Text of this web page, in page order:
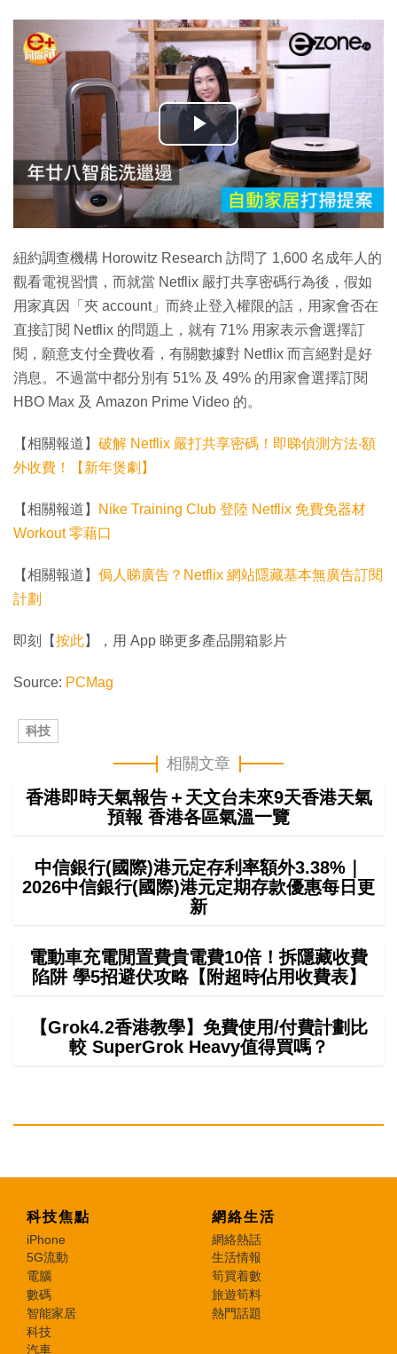
播
放
影
片
紐約調查機構 Horowitz Research 訪問了 1,600 名成年人的
觀看電視習慣，而就當 Netflix 嚴打共享密碼行為後，假如
用家真因「夾 account」而終止登入權限的話，用家會否在
直接訂閱 Netflix 的問題上，就有 71% 用家表示會選擇訂
閱，願意支付全費收看，有關數據對 Netflix 而言絕對是好
消息。不過當中都分別有 51% 及 49% 的用家會選擇訂閱
HBO Max 及 Amazon Prime Video 的。
【相關報道】 破解 Netflix 嚴打共享密碼！即睇偵測方法‧額
外收費！【新年煲劇】
【相關報道】
Nike Training Club 登陸 Netflix 免費免器材
Workout 零藉口
【相關報道】 侷人睇廣告？Netflix 網站隱藏基本無廣告訂閱
計劃
即刻【按此】，用 App 睇更多產品開箱影片
Source: PCMag
科技
相關文章
香港即時天氣報告＋天文台未來9天香港天氣
預報 香港各區氣溫一覽
中信銀行(國際)港元定存利率額外3.38%｜
2026中信銀行(國際)港元定期存款優惠每日更
新
電動車充電閒置費貴電費10倍！拆隱藏收費
陷阱 學5招避伏攻略【附超時佔用收費表】
【Grok4.2香港教學】免費使用/付費計劃比
較 SuperGrok Heavy值得買嗎？
科技焦點
iPhone
5G流動
電腦
數碼
智能家居
科技
汽車
網絡生活
網絡熱話
生活情報
筍買着數
旅遊筍料
熱門話題